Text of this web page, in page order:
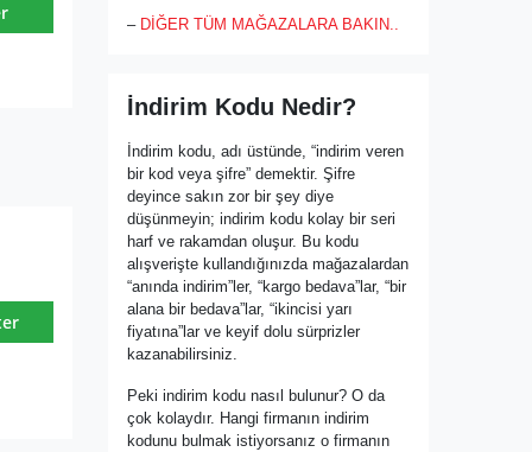
– DİĞER TÜM MAĞAZALARA BAKIN..
İndirim Kodu Nedir?
İndirim kodu, adı üstünde, “indirim veren
bir kod veya şifre” demektir. Şifre
deyince sakın zor bir şey diye
düşünmeyin; indirim kodu kolay bir seri
harf ve rakamdan oluşur. Bu kodu
alışverişte kullandığınızda mağazalardan
“anında indirim”ler, “kargo bedava”lar, “bir
alana bir bedava”lar, “ikincisi yarı
fiyatına”lar ve keyif dolu sürprizler
kazanabilirsiniz.
Peki indirim kodu nasıl bulunur? O da
çok kolaydır. Hangi firmanın indirim
kodunu bulmak istiyorsanız o firmanın